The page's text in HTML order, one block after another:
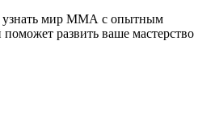
узнать мир ММА с опытным
развить ваше мастерство